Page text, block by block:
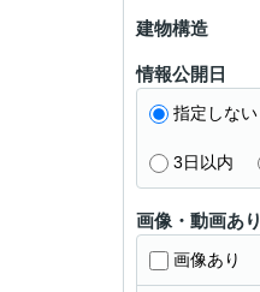
建物構造
情報公開日
指定しない
3日以内
画像・動画あり
画像あり